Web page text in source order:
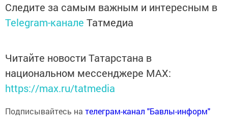
Следите за самым важным и интересным в
Telegram-канале Татмедиа
Читайте новости Татарстана в
национальном мессенджере MАХ:
https://max.ru/tatmedia
Подписывайтесь на телеграм-канал "Бавлы-информ"